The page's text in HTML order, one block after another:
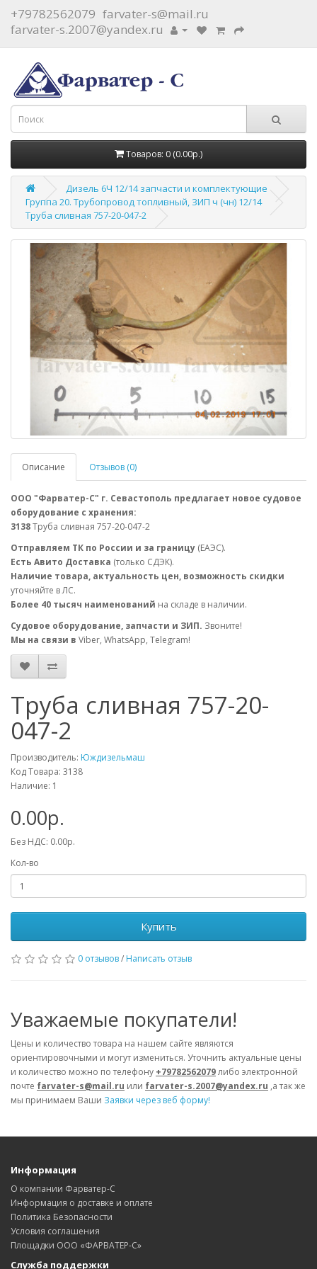
+79782562079 farvater-s@mail.ru
farvater-s.2007@yandex.ru
Товаров: 0 (0.00р.)
Дизель 6Ч 12/14 запчасти и комплектующие
Группа 20. Трубопровод топливный, ЗИП ч (чн) 12/14
Труба сливная 757-20-047-2
Описание Отзывов (0)
ООО "Фарватер-С" г. Севастополь предлагает новое судовое
оборудование с хранения:
3138Труба сливная 757-20-047-2
Отправляем ТК по России и за границу (ЕАЭС).
Есть Авито Доставка (только СДЭК).
Наличие товара, актуальность цен, возможность скидки
уточняйте в ЛС.
Более 40 тысяч наименований на складе в наличии.
Судовое оборудование, запчасти и ЗИП. Звоните!
Мы на связи в Viber, WhatsApp, Telegram!
Труба сливная 757-20-
047-2
Производитель: Юждизельмаш
Код Товара: 3138
Наличие: 1
0.00р.
Без НДС: 0.00р.
Кол-во
Купить
0 отзывов/ Написать отзыв
Уважаемые покупатели!
Цены и количество товара на нашем сайте являются
ориентировочными и могут измениться. Уточнить актуальные цены
и количество можно по телефону +79782562079либо электронной
почте farvater-s@mail.ru или farvater-s.2007@yandex.ru ,а так же
мы принимаем Ваши Заявки через веб форму!
Информация
О компании Фарватер-С
Информация о доставке и оплате
Политика Безопасности
Условия соглашения
Площадки ООО «ФАРВАТЕР-С»
Служба поддержки